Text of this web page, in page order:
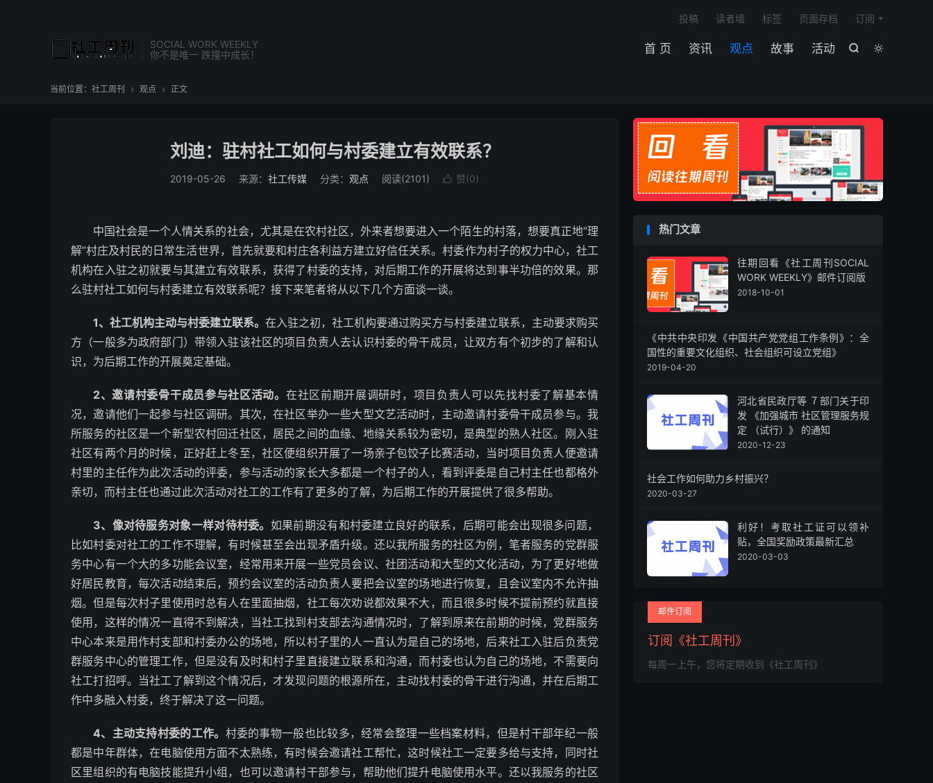
SOCIAL WORK WEEKLY
你不是唯一 跌撞中成长！


首 页 资讯 观点 故事 活动
投稿 读者墙 标签 页面存档 订阅
当前位置： 社工周刊  观点  正文
刘迪：驻村社工如何与村委建立有效联系？
2019-05-26 来源： 社工传媒 分类： 观点 阅读(2101)  赞(0)
中国社会是一个人情关系的社会，尤其是在农村社区，外来者想要进入一个陌生的村落，想要真正地“理
解”村庄及村民的日常生活世界，首先就要和村庄各利益方建立好信任关系。村委作为村子的权力中心，社工
机构在入驻之初就要与其建立有效联系，获得了村委的支持，对后期工作的开展将达到事半功倍的效果。那
么驻村社工如何与村委建立有效联系呢？接下来笔者将从以下几个方面谈一谈。
1、社工机构主动与村委建立联系。 在入驻之初，社工机构要通过购买方与村委建立联系，主动要求购买
方（一般多为政府部门）带领入驻该社区的项目负责人去认识村委的骨干成员，让双方有个初步的了解和认
识，为后期工作的开展奠定基础。
2、邀请村委骨干成员参与社区活动。 在社区前期开展调研时，项目负责人可以先找村委了解基本情
况，邀请他们一起参与社区调研。其次，在社区举办一些大型文艺活动时，主动邀请村委骨干成员参与。我
所服务的社区是一个新型农村回迁社区，居民之间的血缘、地缘关系较为密切，是典型的熟人社区。刚入驻
社区有两个月的时候，正好赶上冬至，社区便组织开展了一场亲子包饺子比赛活动，当时项目负责人便邀请
村里的主任作为此次活动的评委，参与活动的家长大多都是一个村子的人，看到评委是自己村主任也都格外
亲切，而村主任也通过此次活动对社工的工作有了更多的了解，为后期工作的开展提供了很多帮助。
3、像对待服务对象一样对待村委。 如果前期没有和村委建立良好的联系，后期可能会出现很多问题，
比如村委对社工的工作不理解，有时候甚至会出现矛盾升级。还以我所服务的社区为例，笔者服务的党群服
务中心有一个大的多功能会议室，经常用来开展一些党员会议、社团活动和大型的文化活动，为了更好地做
好居民教育，每次活动结束后，预约会议室的活动负责人要把会议室的场地进行恢复，且会议室内不允许抽
烟。但是每次村子里使用时总有人在里面抽烟，社工每次劝说都效果不大，而且很多时候不提前预约就直接
使用，这样的情况一直得不到解决，当社工找到村支部去沟通情况时，了解到原来在前期的时候，党群服务
中心本来是用作村支部和村委办公的场地，所以村子里的人一直认为是自己的场地，后来社工入驻后负责党
群服务中心的管理工作，但是没有及时和村子里直接建立联系和沟通，而村委也认为自己的场地，不需要向
社工打招呼。当社工了解到这个情况后，才发现问题的根源所在，主动找村委的骨干进行沟通，并在后期工
作中多融入村委，终于解决了这一问题。
4、主动支持村委的工作。 村委的事物一般也比较多，经常会整理一些档案材料，但是村干部年纪一般
都是中年群体，在电脑使用方面不太熟练，有时候会邀请社工帮忙，这时候社工一定要多给与支持，同时社
区里组织的有电脑技能提升小组，也可以邀请村干部参与，帮助他们提升电脑使用水平。还以我服务的社区
热门文章
往期回看《社工周刊SOCIAL
WORK WEEKLY》邮件订阅版
2018-10-01
《中共中央印发《中国共产党党组工作条例》：全
国性的重要文化组织、社会组织可设立党组》
2019-04-20
河北省民政厅等 ７部门关于印
发 《加强城市 社区管理服务规
定 （试行）》 的通知
2020-12-23
社会工作如何助力乡村振兴？
2020-03-27
利好！考取社工证可以领补
贴，全国奖励政策最新汇总
2020-03-03
邮件订阅
订阅《社工周刊》
每周一上午，您将定期收到《社工周刊》